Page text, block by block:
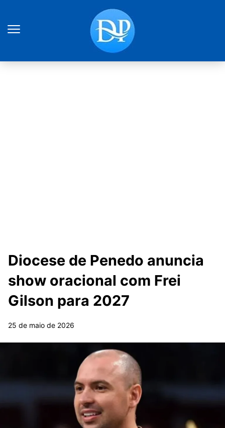
Diocese de Penedo anuncia
show oracional com Frei
Gilson para 2027
25 de maio de 2026